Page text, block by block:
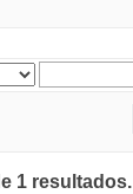
1 resultados.